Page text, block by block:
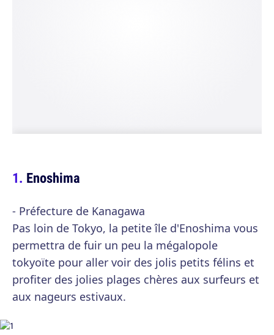
Enoshima
- Préfecture de Kanagawa
Pas loin de Tokyo, la petite île d'Enoshima vous
permettra de fuir un peu la mégalopole
tokyoïte pour aller voir des jolis petits félins et
profiter des jolies plages chères aux surfeurs et
aux nageurs estivaux.